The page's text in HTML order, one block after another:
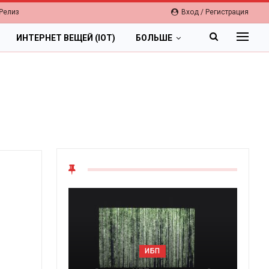
Вход / Регистрация
ИНТЕРНЕТ ВЕЩЕЙ (IOT) БОЛЬШЕ
ИБП